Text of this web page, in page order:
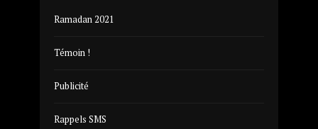
Ramadan 2021
Témoin !
Publicité
Rappels SMS